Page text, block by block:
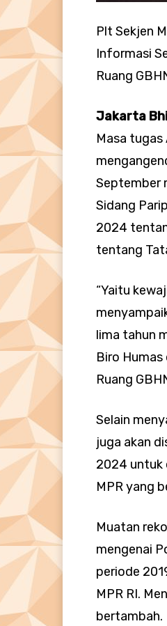
Plt Sekjen
Informasi
Ruang
Jakarta
Masa tugas
September
Sidang
2024
tentang
“Yaitu
lima tahun
Biro
Ruang
Selain
juga akan
2024 untuk
MPR yang
Muatan
mengenai
periode
MPR RI.
bertambah.